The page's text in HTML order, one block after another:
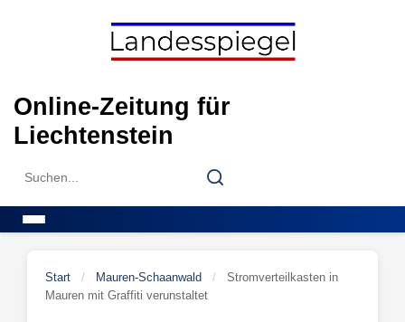
Online-Zeitung für
Liechtenstein
Search
Search
Start / Mauren-Schaanwald /
Stromverteilkasten in
Mauren mit Graffiti verunstaltet